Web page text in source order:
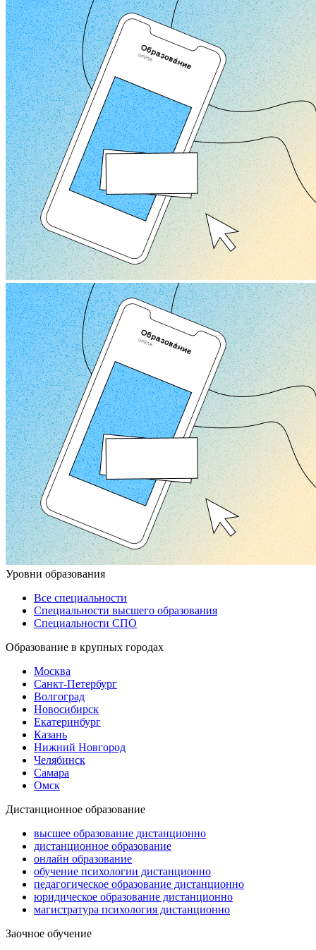
Уровни образования
Все специальности
Специальности высшего образования
Специальности СПО
Образование в крупных городах
Москва
Санкт-Петербург
Волгоград
Новосибирск
Екатеринбург
Казань
Нижний Новгород
Челябинск
Самара
Омск
Дистанционное образование
высшее образование дистанционно
дистанционное образование
онлайн образование
обучение психологии дистанционно
педагогическое образование дистанционно
юридическое образование дистанционно
магистратура психология дистанционно
Заочное обучение